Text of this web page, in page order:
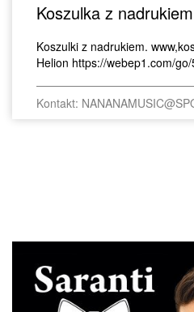
Koszulka z
Koszulki z nadrukiem.
Helion https://webep1.com/
Kontakt: